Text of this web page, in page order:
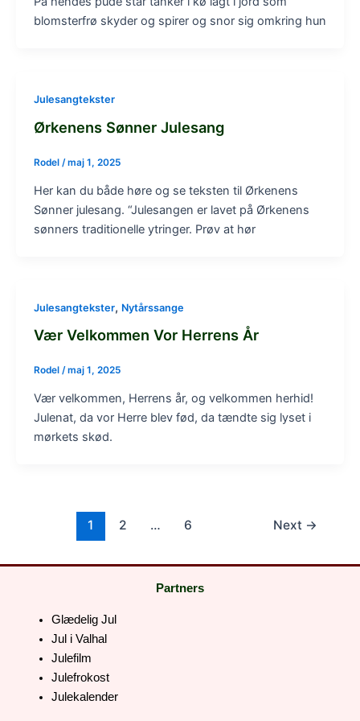
blomsterfrø skyder og spirer og snor sig omkring hun
Julesangtekster
Ørkenens Sønner Julesang
Rodel /maj 1, 2025
Her kan du både høre og se teksten til Ørkenens
Sønner julesang. “Julesangen er lavet på Ørkenens
sønners traditionelle ytringer. Prøv at hør
Julesangtekster, Nytårssange
Vær Velkommen Vor Herrens År
Rodel /maj 1, 2025
Vær velkommen, Herrens år, og velkommen herhid!
Julenat, da vor Herre blev fød, da tændte sig lyset i
mørkets skød.
1 2 … 6 Next →
Partners
Glædelig Jul
Jul i Valhal
Julefilm
Julefrokost
Julekalender